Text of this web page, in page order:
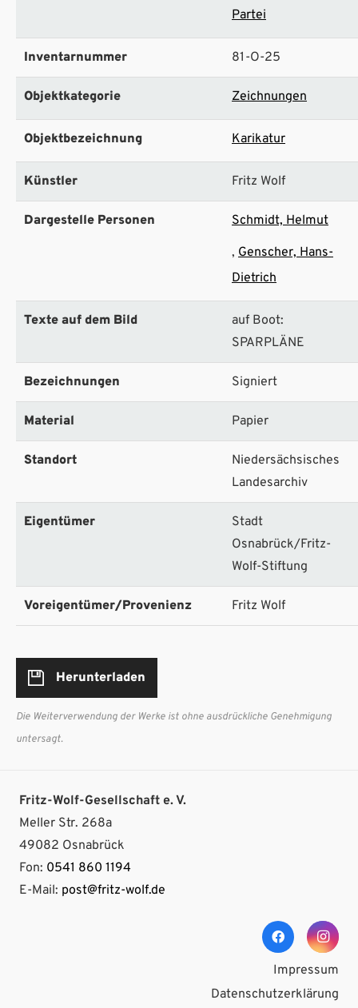
Partei
Inventarnummer 81-O-25
Objektkategorie Zeichnungen
Objektbezeichnung Karikatur
Künstler Fritz Wolf
Dargestelle Personen
Schmidt, Helmut
Genscher, Hans-
Dietrich
Texte auf dem Bild
auf Boot:
SPARPLÄNE
Bezeichnungen Signiert
Material Papier
Standort
Niedersächsisches
Landesarchiv
Eigentümer
Stadt
Osnabrück/Fritz-
Wolf-Stiftung
Voreigentümer/Provenienz Fritz Wolf
Herunterladen
Die Weiterverwendung der Werke ist ohne ausdrückliche Genehmigung
untersagt.
Fritz-Wolf-Gesellschaft e. V.
Meller Str. 268a
49082 Osnabrück
Fon: 0541 860 1194
E-Mail: post@fritz-wolf.de
Impressum
Datenschutzerklärung